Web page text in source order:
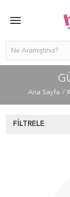
Ana Sayfa
FILTRELE